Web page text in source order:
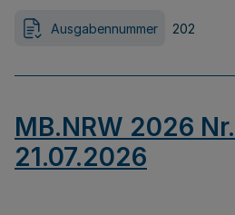
Ausgabennummer 202
MB.NRW 2026
21.07.2026